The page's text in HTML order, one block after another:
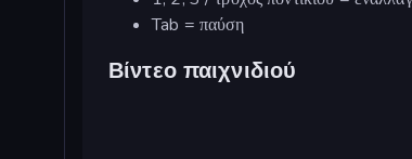
Tab = παύση
Βίντεο παιχνιδιού